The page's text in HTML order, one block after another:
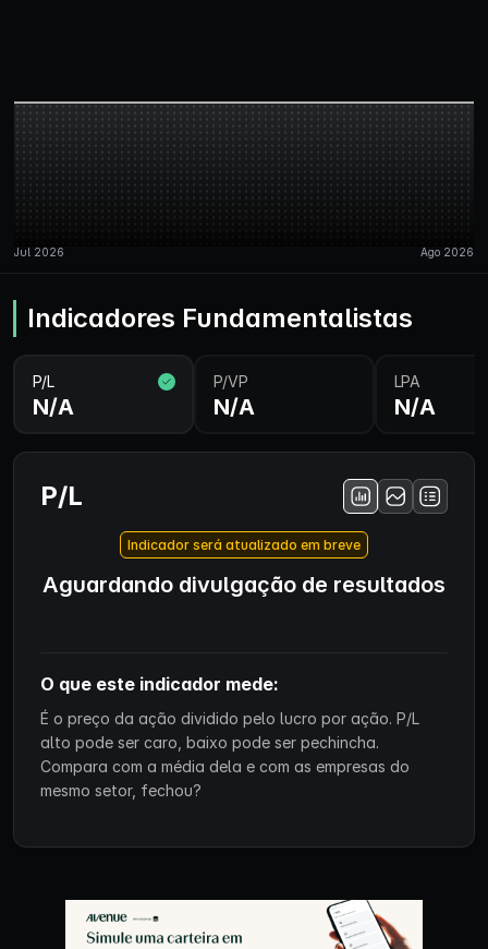
Indicadores Fundamentalistas
P/L
N/A
P/VP
N/A
LPA
N/A
P/L
Indicador será atualizado em breve
Aguardando divulgação de resultados
O que este indicador mede:
É o preço da ação dividido pelo lucro por ação. P/L
alto pode ser caro, baixo pode ser pechincha.
Compara com a média dela e com as empresas do
mesmo setor, fechou?